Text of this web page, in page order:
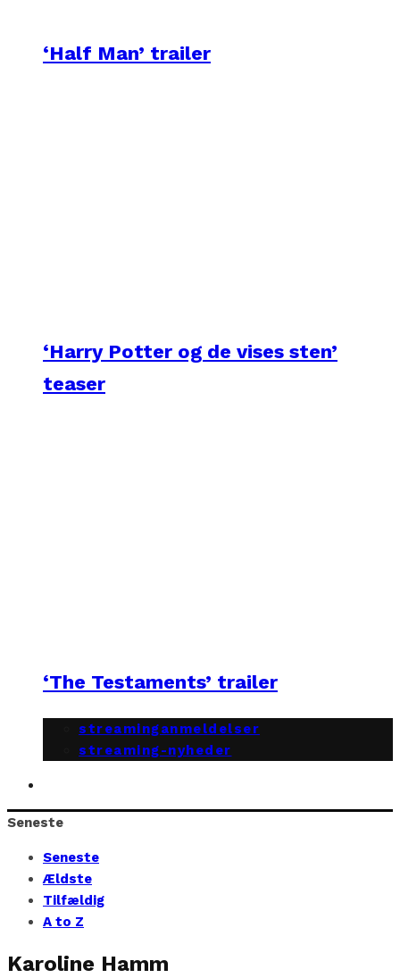
‘Half Man’ trailer
‘Harry Potter og de vises sten’
teaser
‘The Testaments’ trailer
streaminganmeldelser
streaming-nyheder
Seneste
Seneste
Ældste
Tilfældig
A to Z
Karoline Hamm